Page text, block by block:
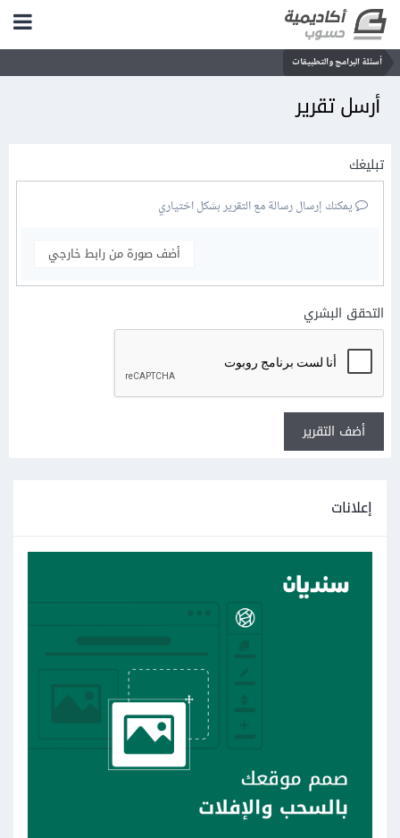
أسئلة البرامج والتطبيقات
أرسل تقرير
تبليغك
يمكنك إرسال رسالة مع التقرير بشكل اختياري
أضف صورة من رابط خارجي
التحقق البشري
أضف التقرير
إعلانات